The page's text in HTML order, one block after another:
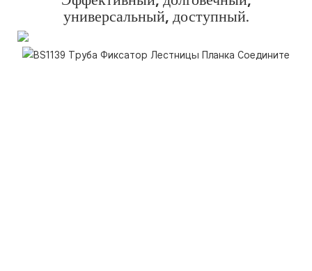
универсальный, доступный.